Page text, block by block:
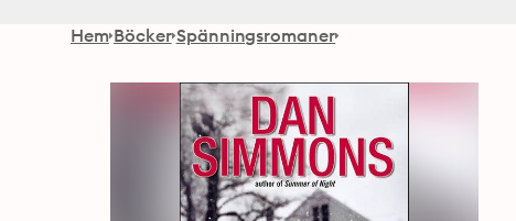
Hem Böcker Spänningsromaner